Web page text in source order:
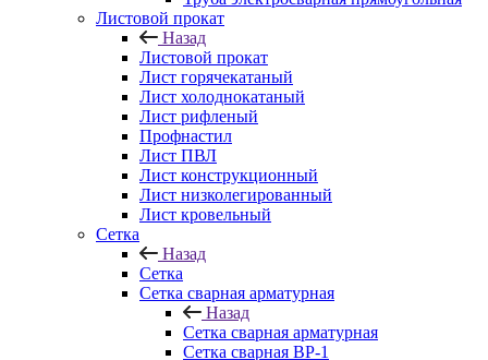
Листовой прокат
Назад
Листовой прокат
Лист горячекатаный
Лист холоднокатаный
Лист рифленый
Профнастил
Лист ПВЛ
Лист конструкционный
Лист низколегированный
Лист кровельный
Сетка
Назад
Сетка
Сетка сварная арматурная
Назад
Сетка сварная арматурная
Сетка сварная ВР-1